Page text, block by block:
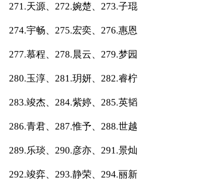
271.天源、272.婉楚、273.子琨
274.宇畅、275.宏奕、276.惠恩
277.慕程、278.晨云、279.梦园
280.玉淳、281.玥妍、282.睿柠
283.竣杰、284.紫婷、285.英韬
286.青君、287.惟予、288.世越
289.乐琰、290.彦亦、291.景灿
292.竣弈、293.静荣、294.丽新